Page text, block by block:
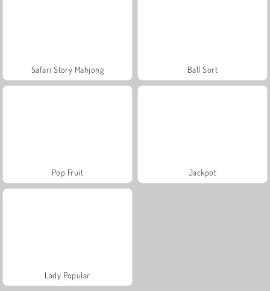
Safari Story Mahjong Ball Sort
Pop Fruit Jackpot
Lady Popular